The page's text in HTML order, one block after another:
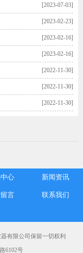
[2023-07-03]
[2023-02-23]
[2023-02-16]
[2023-02-16]
[2022-11-30]
[2022-11-30]
[2022-11-30]
心 新闻资讯
言 联系我们
有限公司保留一切权利
6102号